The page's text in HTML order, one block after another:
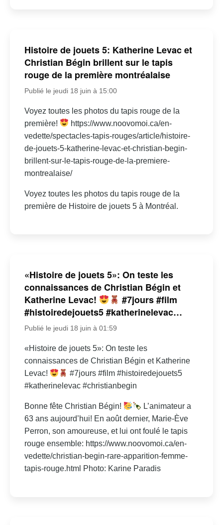
Histoire de jouets 5: Katherine Levac et
Christian Bégin brillent sur le tapis
rouge de la première montréalaise
Publié le jeudi 18 juin à 15:00
Voyez toutes les photos du tapis rouge de la
première!
https://www.noovomoi.ca/en-
vedette/spectacles-tapis-rouges/article/histoire-
de-jouets-5-katherine-levac-et-christian-begin-
brillent-sur-le-tapis-rouge-de-la-premiere-
montrealaise/
Voyez toutes les photos du tapis rouge de la
première de Histoire de jouets 5 à Montréal.
«Histoire de jouets 5»: On teste les
connaissances de Christian Bégin et
Katherine Levac!
#7jours #film
#histoiredejouets5 #katherinelevac…
Publié le jeudi 18 juin à 01:59
«Histoire de jouets 5»: On teste les
connaissances de Christian Bégin et Katherine
Levac!
#7jours #film #histoiredejouets5
#katherinelevac #christianbegin
Bonne fête Christian Bégin!
L’animateur a
63 ans aujourd’hui! En août dernier, Marie-Ève
Perron, son amoureuse, et lui ont foulé le tapis
rouge ensemble: https://www.noovomoi.ca/en-
vedette/christian-begin-rare-apparition-femme-
tapis-rouge.html Photo: Karine Paradis